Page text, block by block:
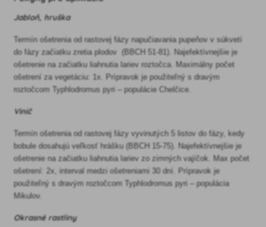
Jabloň, hruška
Termín ošetrenia od rastovej fázy napučiavania pupeňov v súkvetí
do fázy začiatku zretia plodov (BBCH 51-81). Najefektívnejšie je
ošetrenie na začiatku liahnutia lariev roztočca. Maximálny počet
ošetrení za vegetáciu: 1x. Prípravok je použiteľný s dravým
roztočcom Typhlodromus pyri – populácie Chelčice.
Vinič
Termín ošetrenia od rastovej fázy vyvinutých 5 listov do fázy, kedy
bobule dosahujú veľkosť hrášku (BBCH 15-75). Najefektívnejšie je
ošetrenie na začiatku liahnutia lariev zo zimných vajíčok. Max počet
ošetrení: 2x, interval medzi ošetreniami 30 dní. Prípravok je
použiteľný s dravým roztočcom Typhlodromus pyri – populácia
Mikulov.
Okrasné rastliny